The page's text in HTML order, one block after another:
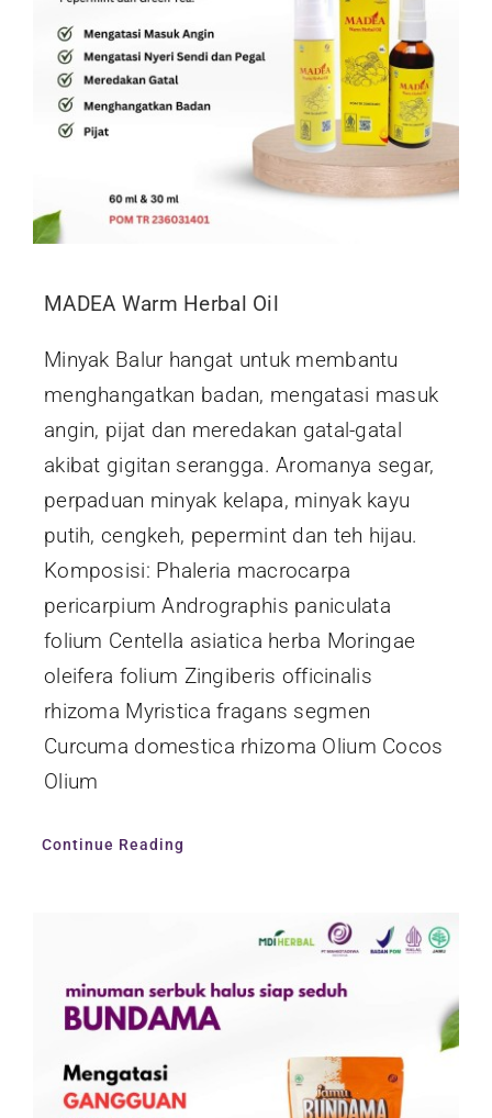
MADEA Warm Herbal Oil
Minyak Balur hangat untuk membantu
menghangatkan badan, mengatasi masuk
angin, pijat dan meredakan gatal-gatal
akibat gigitan serangga. Aromanya segar,
perpaduan minyak kelapa, minyak kayu
putih, cengkeh, pepermint dan teh hijau.
Komposisi: Phaleria macrocarpa
pericarpium Andrographis paniculata
folium Centella asiatica herba Moringae
oleifera folium Zingiberis officinalis
rhizoma Myristica fragans segmen
Curcuma domestica rhizoma Olium Cocos
Olium
Continue Reading